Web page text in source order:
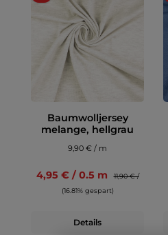
Baumwolljersey
melange, hellgrau
9,90 € / m
4,95 € / 0.5 m
11,90 € /
(16.81% gespart)
Details